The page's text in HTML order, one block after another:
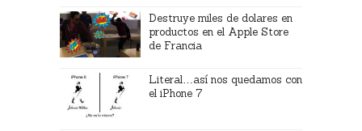
Destruye miles de dolares en
productos en el Apple Store
de Francia
Literal…así nos quedamos con
el iPhone 7